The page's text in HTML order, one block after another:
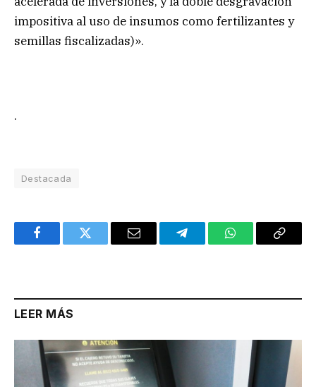
impositiva al uso de insumos como fertilizantes y
semillas fiscalizadas)».
.
Destacada
FacebookTwitter Email TelegramWhatsAppCopy
LEER MÁS